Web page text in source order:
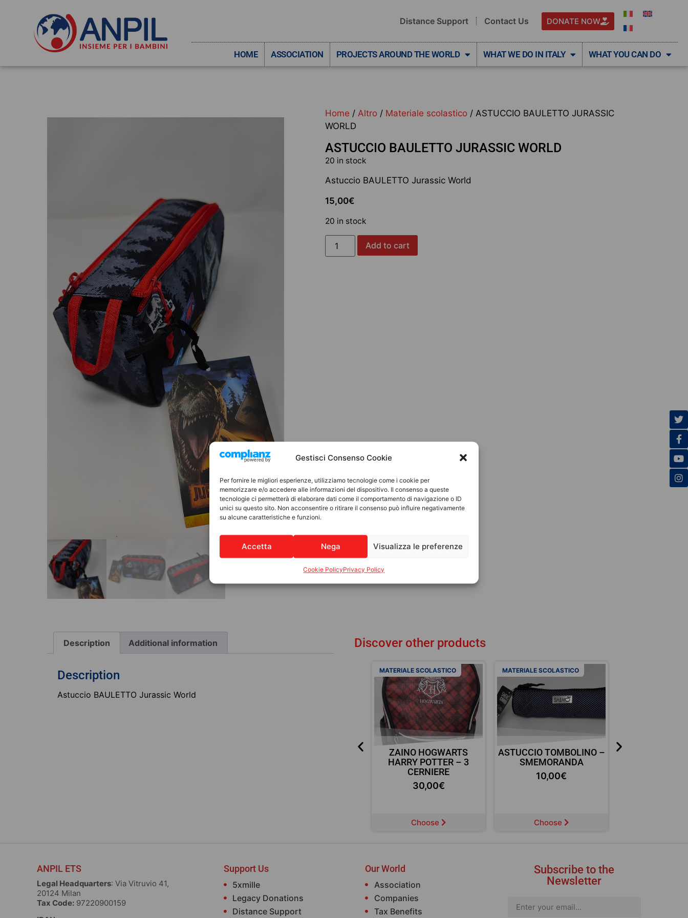
Gestisci Consenso Cookie
Per fornire le migliori esperienze, utilizziamo tecnologie come i cookie per
memorizzare e/o accedere alle informazioni del dispositivo. Il consenso a queste
tecnologie ci permetterà di elaborare dati come il comportamento di navigazione o ID
unici su questo sito. Non acconsentire o ritirare il consenso può influire negativamente
su alcune caratteristiche e funzioni.
Accetta Nega Visualizza le preferenze
Cookie PolicyPrivacy Policy
Distance Support Contact Us DONATE NOW
HOME ASSOCIATION PROJECTS AROUND THE WORLD WHAT WE DO IN ITALY WHAT YOU CAN DO
Home /Altro / Materiale scolastico / ASTUCCIO BAULETTO JURASSIC
WORLD
ASTUCCIO BAULETTO JURASSIC WORLD
20 in stock
Astuccio BAULETTO Jurassic World
15,00€
20 in stock
Add to cart
Description Additional information
Description
Astuccio BAULETTO Jurassic World
Discover other products
MATERIALE SCOLASTICO
ZAINO HOGWARTS
HARRY POTTER – 3
CERNIERE
30,00€
Choose
MATERIALE SCOLASTICO
ASTUCCIO TOMBOLINO –
SMEMORANDA
10,00€
Choose
ANPIL ETS
Legal Headquarters: Via Vitruvio 41,
20124 Milan
Tax Code: 97220900159
Support Us
5xmille
Legacy Donations
Distance Support
Our World
Association
Companies
Tax Benefits
Subscribe to the
Newsletter